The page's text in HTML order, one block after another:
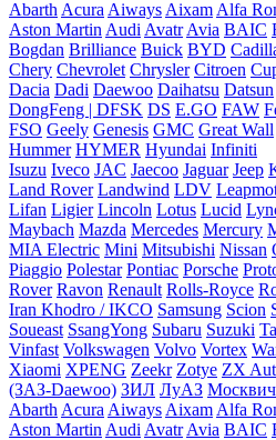
Abarth Acura Aiways Aixam Alfa
Aston Martin Audi Avatr Avia BAIC
Bogdan Brilliance Buick BYD
Chery Chevrolet Chrysler Citroen
Dacia Dadi Daewoo Daihatsu Datsun
DongFeng | DFSK DS E.GO FAW
FSO Geely Genesis GMC Great Wall
Hummer HYMER Hyundai Infiniti
Isuzu Iveco JAC Jaecoo Jaguar Jeep
Land Rover Landwind LDV
Lifan Ligier Lincoln Lotus Lucid
Maybach Mazda Mercedes Mercury
MIA Electric Mini Mitsubishi Nissan
Piaggio Polestar Pontiac Porsche
Rover Ravon Renault Rolls-Royce
Iran Khodro / IKCO Samsung Scion
Soueast SsangYong Subaru Suzuki
Vinfast Volkswagen Volvo Vortex
Xiaomi XPENG Zeekr Zotye ZX
(ЗАЗ-Daewoo) ЗИЛ ЛуАЗ
Abarth Acura Aiways Aixam Alfa
Aston Martin Audi Avatr Avia BAIC